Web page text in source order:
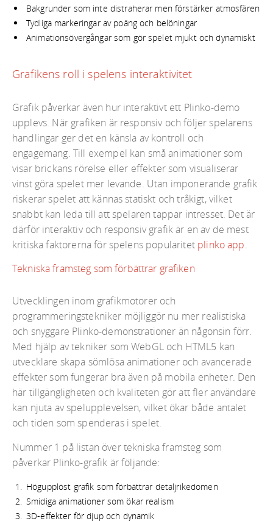
Bakgrunder som inte distraherar men förstärker atmosfären
Tydliga markeringar av poäng och belöningar
Animationsövergångar som gör spelet mjukt och dynamiskt
Grafikens roll i spelens interaktivitet
Grafik påverkar även hur interaktivt ett Plinko-demo
upplevs. När grafiken är responsiv och följer spelarens
handlingar ger det en känsla av kontroll och
engagemang. Till exempel kan små animationer som
visar brickans rörelse eller effekter som visualiserar
vinst göra spelet mer levande. Utan imponerande grafik
riskerar spelet att kännas statiskt och tråkigt, vilket
snabbt kan leda till att spelaren tappar intresset. Det är
därför interaktiv och responsiv grafik är en av de mest
kritiska faktorerna för spelens popularitet plinko app.
Tekniska framsteg som förbättrar grafiken
Utvecklingen inom grafikmotorer och
programmeringstekniker möjliggör nu mer realistiska
och snyggare Plinko-demonstrationer än någonsin förr.
Med hjälp av tekniker som WebGL och HTML5 kan
utvecklare skapa sömlösa animationer och avancerade
effekter som fungerar bra även på mobila enheter. Den
här tillgängligheten och kvaliteten gör att fler användare
kan njuta av spelupplevelsen, vilket ökar både antalet
och tiden som spenderas i spelet.
Nummer 1 på listan över tekniska framsteg som
påverkar Plinko-grafik är följande:
Högupplöst grafik som förbättrar detaljrikedomen
Smidiga animationer som ökar realism
3D-effekter för djup och dynamik